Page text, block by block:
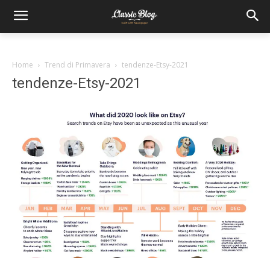
Home Trend di Primavera tendenze-Etsy-2021
tendenze-Etsy-2021